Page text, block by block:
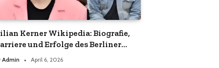
Kerner Wikipedia: Biografie,
und Erfolge des Berliner
Admin April 6, 2026